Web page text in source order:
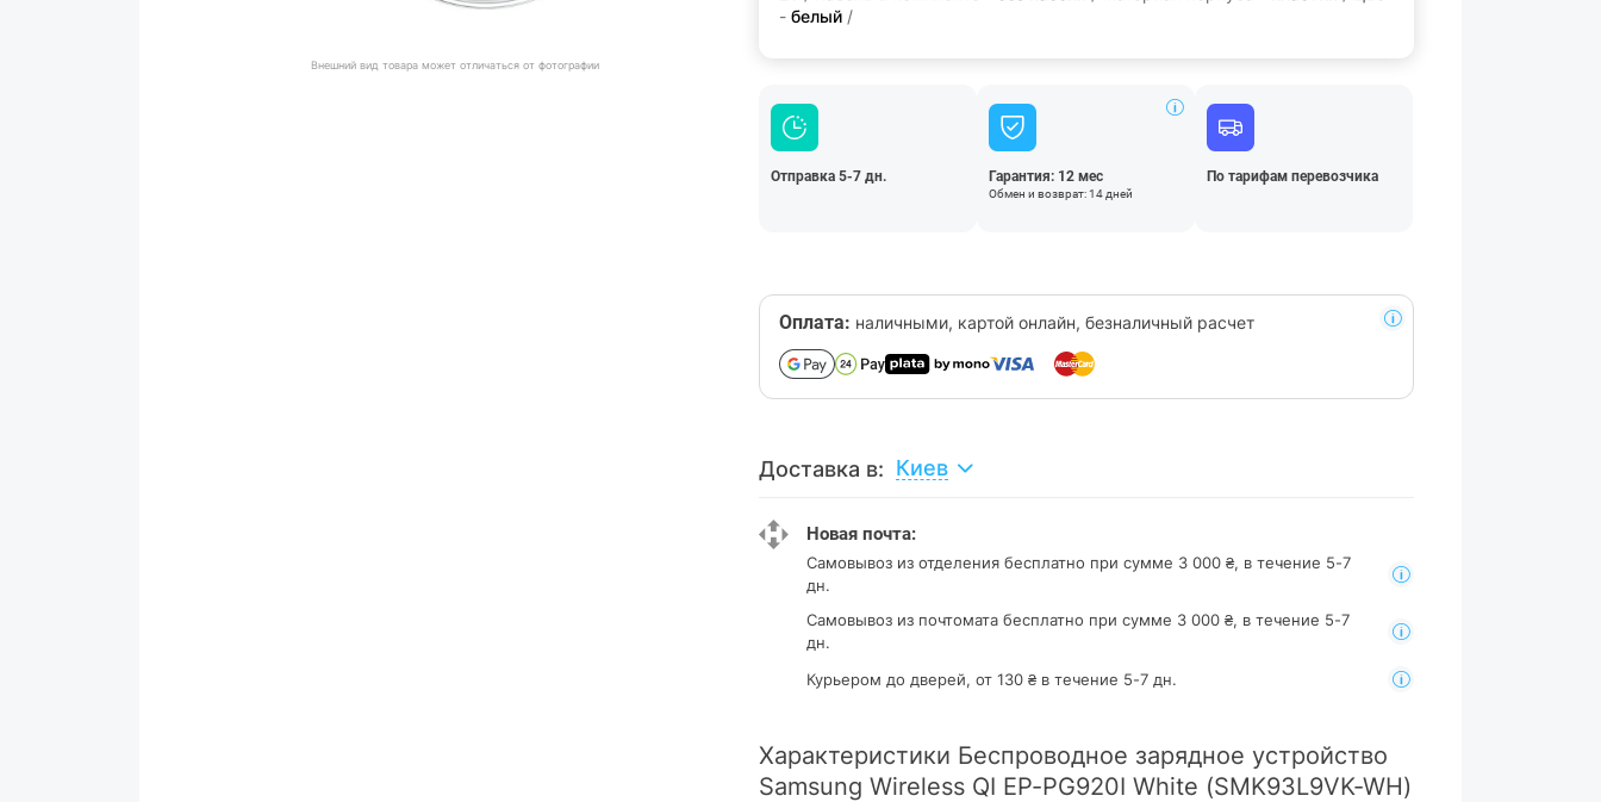
Внешний вид товара может отличаться от фотографии
- белый /
Отправка 5-7 дн. Гарантия: 12 мес
Обмен и возврат: 14 дней
По тарифам перевозчика
Оплата: наличными, картой онлайн, безналичный расчет
Доставка в: Киев
Новая почта:
Самовывоз из отделения бесплатно при сумме 3 000 ₴, в течение 5-7
дн.
Самовывоз из почтомата бесплатно при сумме 3 000 ₴, в течение 5-7
дн.
Курьером до дверей, от 130 ₴ в течение 5-7 дн.
Характеристики Беспроводное зарядное устройство
Samsung Wireless QI EP-PG920I White (SMK93L9VK-WH)